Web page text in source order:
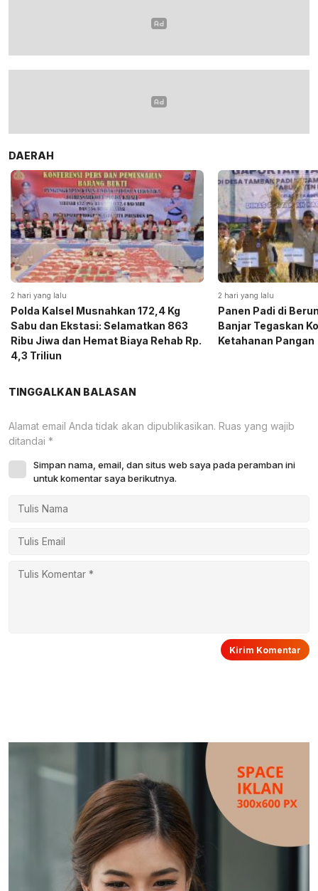
DAERAH
2 hari yang lalu
Polda Kalsel Musnahkan 172,4 Kg
Sabu dan Ekstasi: Selamatkan 863
Ribu Jiwa dan Hemat Biaya Rehab Rp.
4,3 Triliun
2 hari yang lalu
Panen Padi di
Banjar Tegaskan
Ketahanan Pangan
TINGGALKAN BALASAN
Alamat email Anda tidak akan dipublikasikan. Ruas yang wajib
ditandai *
Simpan nama, email, dan situs web saya pada peramban ini
untuk komentar saya berikutnya.